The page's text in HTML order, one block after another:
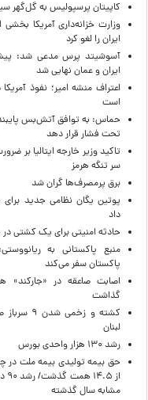
کاپیتان پرسپولیس به گل‌گهر
وزارت خزانه‌داری آمریکا بخشی
ایران را لغو کرد
آسوشیتد پرس مدعی شد:
ایران و عمان نهایی شد
اعتراف منشه امیر؛ نفوذ
است
حماس: به توافق آتش‌بس
تحت فشار قرار دهد
تاکید وزیر خارجه ایتالیا بر
سر تنگه هرمز
برق پرمصرف‌ها گران شد
پوتین یگان نظامی جدید
داد
حادثه امنیتی برای یک کشتی
منبع پاکستانی به
پاکستان سفر می‌کند
گذاشت
کشته و
لبنان
رشد ۱۳۰ هزار واحدی بورس
حق بیمه تولیدی بیمه ملت در
مشابه سال گذشته